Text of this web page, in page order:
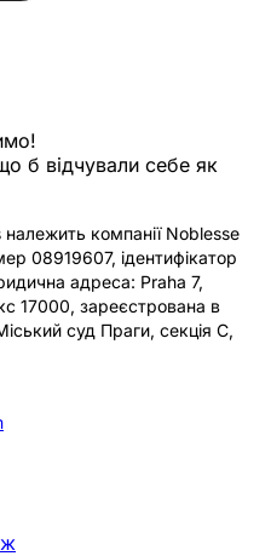
б відчували себе як
компанії Noblesse
08919607, ідентифікатор
адреса: Praha 7,
17000, зареєстрована в
суд Праги, секція C,